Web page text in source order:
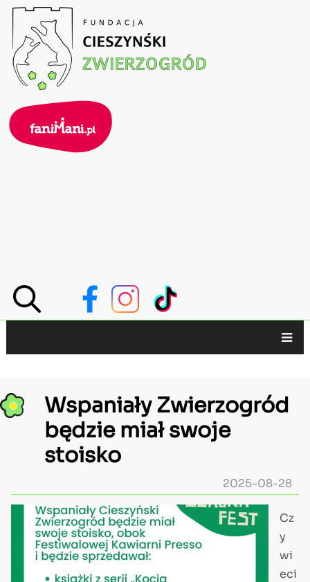
Przejdź
do
treści
nawigacja
Wspaniały Zwierzogród
będzie miał swoje
stoisko
2025-08-28
Zdjęcie
tekst
Cz
y
wi
eci